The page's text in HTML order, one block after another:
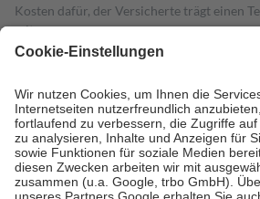
Kosten dafür, der Versicherte trägt einen
mit.
Grundsätzlich leisten Mitglieder
höchstens zehn Euro.
Es sind jedoch nie
Kosten der Leistung zu entrichten.
Diese Regeln gelten grundsätzlich auch
Bei Heilmitteln und häuslicher
Zuzahlung zehn Prozent der Kosten sowie
Verordnung.